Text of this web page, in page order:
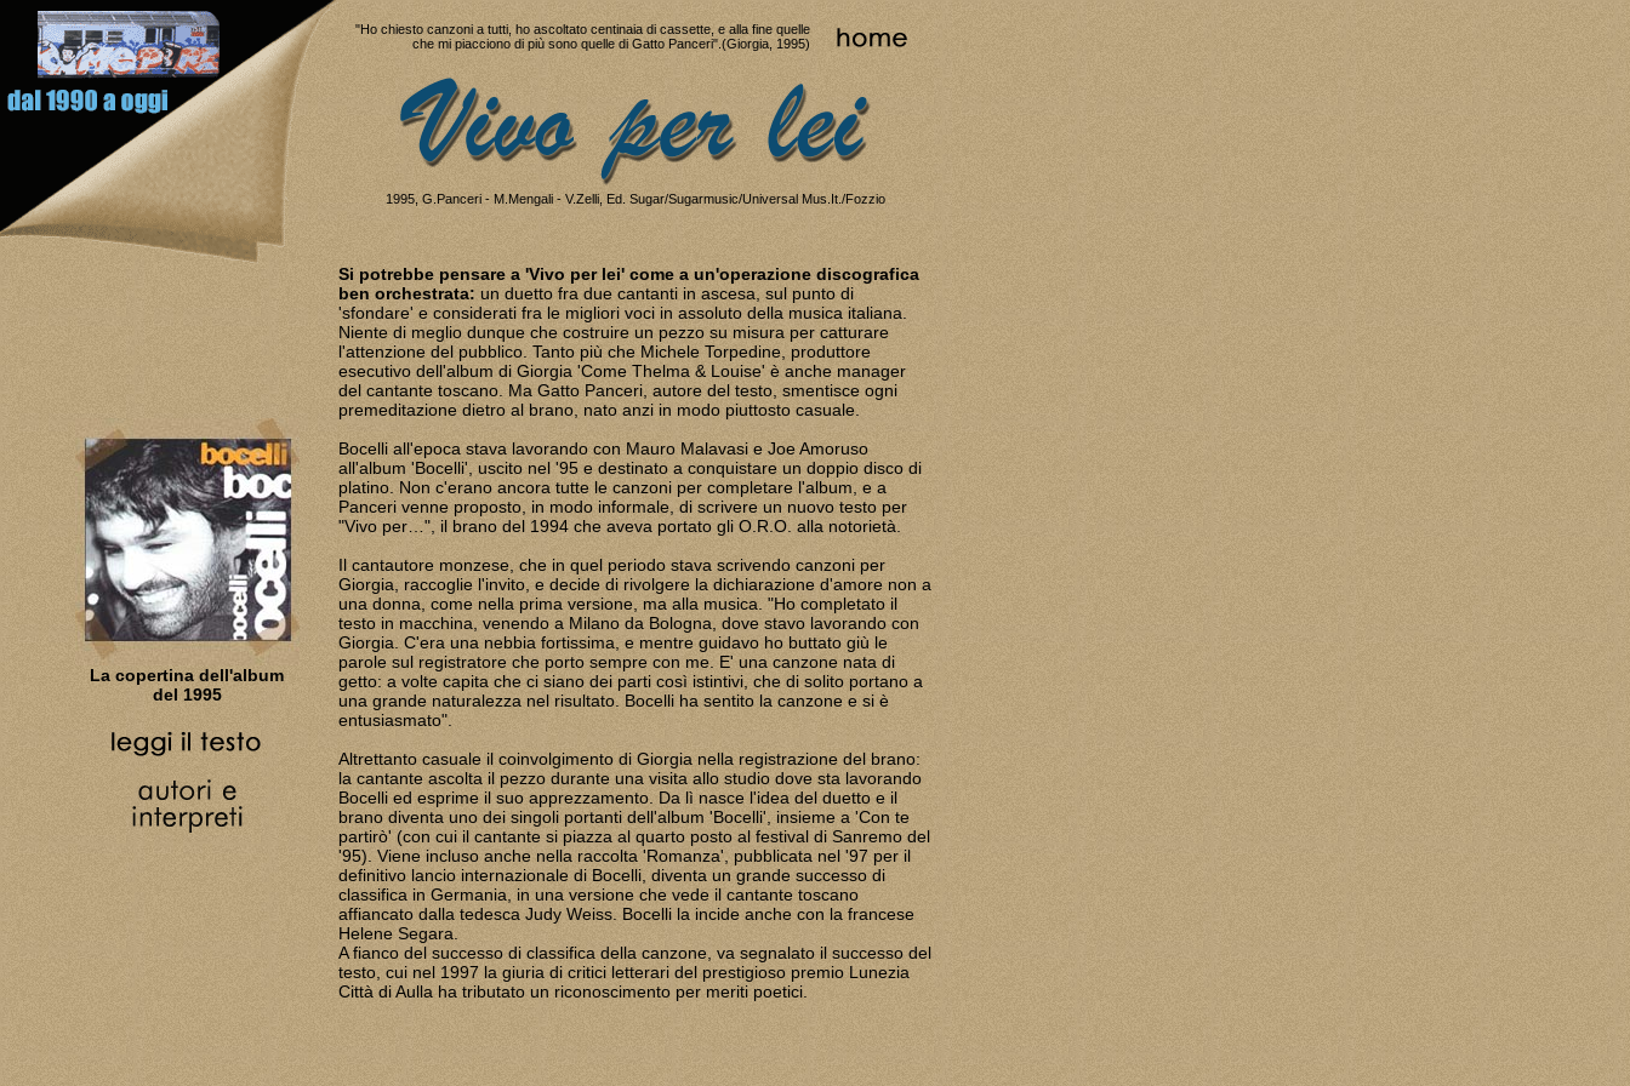
"Ho chiesto canzoni a tutti, ho ascoltato centinaia di cassette, e alla fine quelle
che mi piacciono di più sono quelle di Gatto Panceri".(Giorgia, 1995)
1995, G.Panceri - M.Mengali - V.Zelli, Ed. Sugar/Sugarmusic/Universal Mus.It./Fozzio
La copertina dell'album
del 1995
Si potrebbe pensare a 'Vivo per lei' come a un'operazione discografica
ben orchestrata: un duetto fra due cantanti in ascesa, sul punto di
'sfondare' e considerati fra le migliori voci in assoluto della musica italiana.
Niente di meglio dunque che costruire un pezzo su misura per catturare
l'attenzione del pubblico. Tanto più che Michele Torpedine, produttore
esecutivo dell'album di Giorgia 'Come Thelma & Louise' è anche manager
del cantante toscano. Ma Gatto Panceri, autore del testo, smentisce ogni
premeditazione dietro al brano, nato anzi in modo piuttosto casuale.
Bocelli all'epoca stava lavorando con Mauro Malavasi e Joe Amoruso
all'album 'Bocelli', uscito nel '95 e destinato a conquistare un doppio disco di
platino. Non c'erano ancora tutte le canzoni per completare l'album, e a
Panceri venne proposto, in modo informale, di scrivere un nuovo testo per
"Vivo per…", il brano del 1994 che aveva portato gli O.R.O. alla notorietà.
Il cantautore monzese, che in quel periodo stava scrivendo canzoni per
Giorgia, raccoglie l'invito, e decide di rivolgere la dichiarazione d'amore non a
una donna, come nella prima versione, ma alla musica. "Ho completato il
testo in macchina, venendo a Milano da Bologna, dove stavo lavorando con
Giorgia. C'era una nebbia fortissima, e mentre guidavo ho buttato giù le
parole sul registratore che porto sempre con me. E' una canzone nata di
getto: a volte capita che ci siano dei parti così istintivi, che di solito portano a
una grande naturalezza nel risultato. Bocelli ha sentito la canzone e si è
entusiasmato".
Altrettanto casuale il coinvolgimento di Giorgia nella registrazione del brano:
la cantante ascolta il pezzo durante una visita allo studio dove sta lavorando
Bocelli ed esprime il suo apprezzamento. Da lì nasce l'idea del duetto e il
brano diventa uno dei singoli portanti dell'album 'Bocelli', insieme a 'Con te
partirò' (con cui il cantante si piazza al quarto posto al festival di Sanremo del
'95). Viene incluso anche nella raccolta 'Romanza', pubblicata nel '97 per il
definitivo lancio internazionale di Bocelli, diventa un grande successo di
classifica in Germania, in una versione che vede il cantante toscano
affiancato dalla tedesca Judy Weiss. Bocelli la incide anche con la francese
Helene Segara.
A fianco del successo di classifica della canzone, va segnalato il successo del
testo, cui nel 1997 la giuria di critici letterari del prestigioso premio Lunezia
Città di Aulla ha tributato un riconoscimento per meriti poetici.